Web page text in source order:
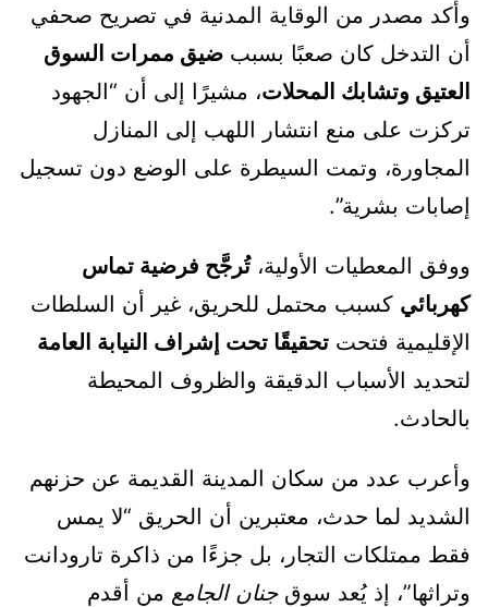
وأكد مصدر من الوقاية المدنية في تصريح صحفي
أن التدخل كان صعبًا بسبب ضيق ممرات السوق
العتيق وتشابك المحلات، مشيرًا إلى أن “الجهود
تركزت على منع انتشار اللهب إلى المنازل
المجاورة، وتمت السيطرة على الوضع دون تسجيل
إصابات بشرية”.
ووفق المعطيات الأولية،تُرجَّح فرضية تماس
كهربائي كسبب محتمل للحريق، غير أن السلطات
الإقليمية فتحت تحقيقًا تحت إشراف النيابة العامة
لتحديد الأسباب الدقيقة والظروف المحيطة
بالحادث.
وأعرب عدد من سكان المدينة القديمة عن حزنهم
الشديد لما حدث، معتبرين أن الحريق “لا يمس
فقط ممتلكات التجار، بل جزءًا من ذاكرة تارودانت
وتراثها”، إذ يُعد سوقجنان الجامع من أقدم